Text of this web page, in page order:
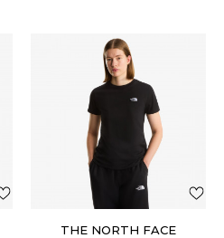
THE NORTH FACE